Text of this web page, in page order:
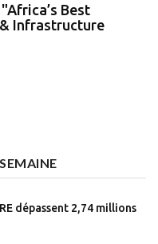
Best
Infrastructure
dépassent 2,74 millions